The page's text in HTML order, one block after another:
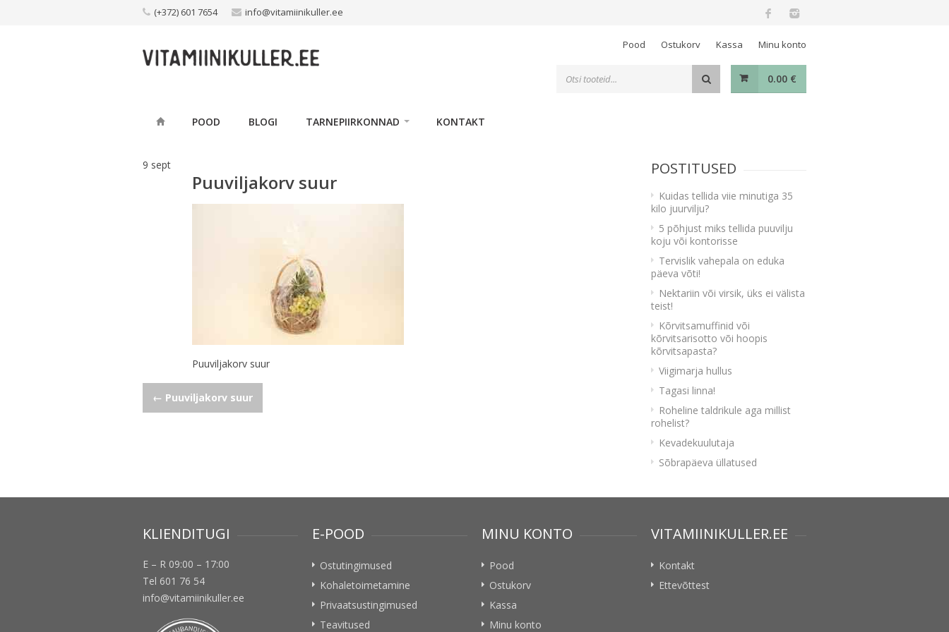
(+372) 601 7654 info@vitamiinikuller.ee
Pood Ostukorv Kassa Minu konto
0.00 €
POOD BLOGI TARNEPIIRKONNAD KONTAKT
9 sept
Puuviljakorv suur
Puuviljakorv suur
Navigeerimine
← Puuviljakorv suur
POSTITUSED
Kuidas tellida viie minutiga 35
kilo juurvilju?
5 põhjust miks tellida puuvilju
koju või kontorisse
Tervislik vahepala on eduka
päeva võti!
Nektariin või virsik, üks ei välista
teist!
Kõrvitsamuffinid või
kõrvitsarisotto või hoopis
kõrvitsapasta?
Viigimarja hullus
Tagasi linna!
Roheline taldrikule aga millist
rohelist?
Kevadekuulutaja
Sõbrapäeva üllatused
KLIENDITUGI
E – R 09:00 – 17:00
Tel 601 76 54
info@vitamiinikuller.ee
E-POOD
Ostutingimused
Kohaletoimetamine
Privaatsustingimused
Teavitused
MINU KONTO
Pood
Ostukorv
Kassa
Minu konto
VITAMIINIKULLER.EE
Kontakt
Ettevõttest